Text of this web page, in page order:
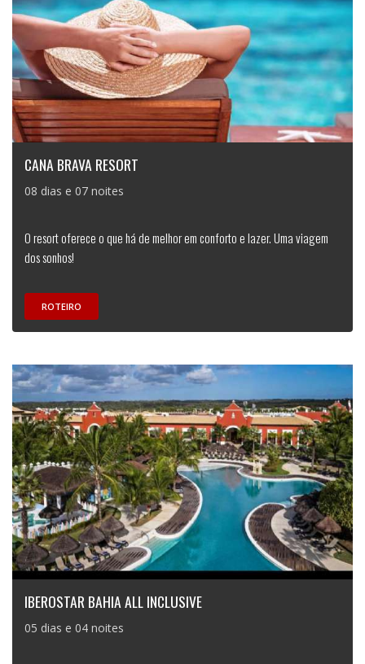
CANA BRAVA RESORT
08 dias e 07 noites
O resort oferece o que há de melhor em conforto e lazer. Uma viagem
dos sonhos!
ROTEIRO
IBEROSTAR BAHIA ALL INCLUSIVE
05 dias e 04 noites